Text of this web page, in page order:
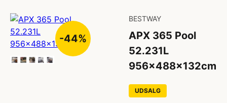
-44%
BESTWAY
APX 365 Pool
52.231L
956x488x132cm
UDSALG